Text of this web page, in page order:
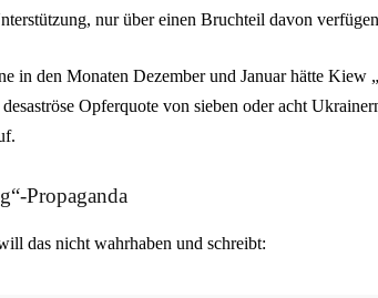
nur über einen Bruchteil davon
in den Monaten Dezember und Januar hätte Kiew
Opferquote von sieben oder acht
Propaganda
das nicht wahrhaben und schreibt: